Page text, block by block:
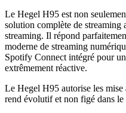
Le Hegel H95 est non
solution complète de
streaming. Il répond
moderne de streaming
Spotify Connect intégré pour
extrêmement réactive.
Le Hegel H95 autorise les
rend évolutif et non figé dans le